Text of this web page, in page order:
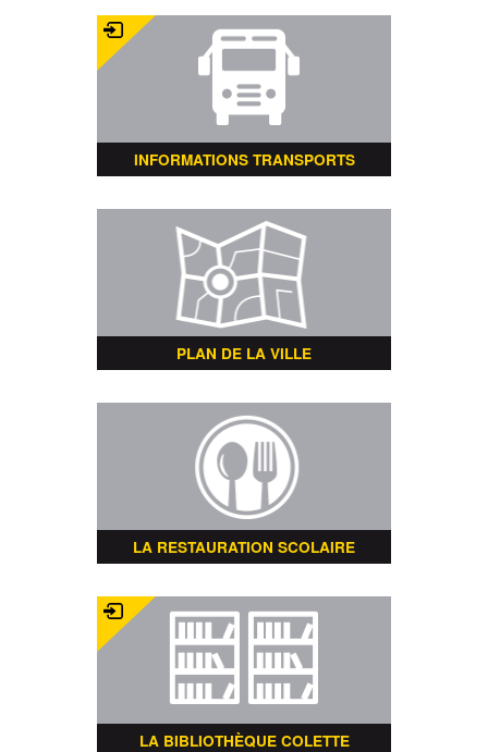
INFORMATIONS TRANSPORTS
PLAN DE LA VILLE
LA RESTAURATION SCOLAIRE
LA BIBLIOTHÈQUE COLETTE